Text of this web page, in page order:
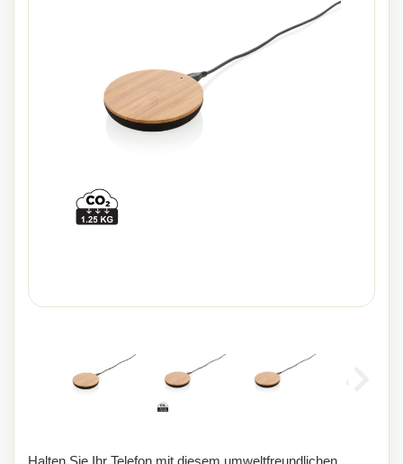
Halten Sie Ihr Telefon mit diesem umweltfreundlichen